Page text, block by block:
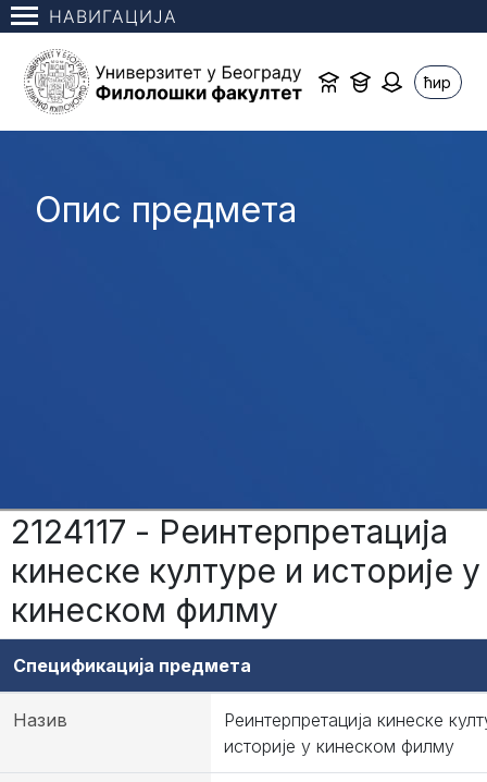
НАВИГАЦИЈА
ћир
Опис предмета
2124117 - Реинтерпретација
кинеске културе и историје у
кинеском филму
Спецификација предмета
Назив
Реинтерпретација кинеске
историје у кинеском филму